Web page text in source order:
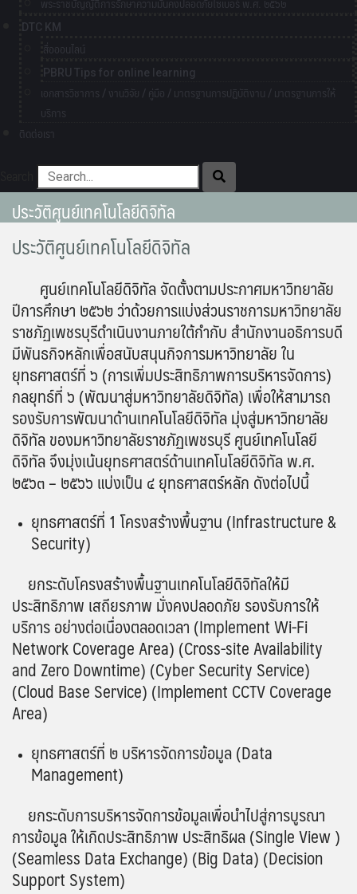
พระราชบัญญัติการรักษาความมั่นคงปลอดภัยไซเบอร์ พ.ศ. ๒๕๖๒
DTC KM
สื่อออนไลน์
PBRU Tips for online learning
เอกสารวิชาการ / งานวิจัย / คู่มือ / มาตรฐานการปฏิบัติงาน / มาตรฐานการให้
บริการ
ติดต่อเรา
ประวัติศูนย์เทคโนโลยีดิจิทัล
ประวัติศูนย์เทคโนโลยีดิจิทัล
ศูนย์เทคโนโลยีดิจิทัล จัดตั้งตามประกาศมหาวิทยาลัย
ปีการศึกษา ๒๕๖๒ ว่าด้วยการแบ่งส่วนราชการมหาวิทยาลัย
ราชภัฏเพชรบุรีดำเนินงานภายใต้กำกับ สำนักงานอธิการบดี
มีพันธกิจหลักเพื่อสนับสนุนกิจการมหาวิทยาลัย ใน
ยุทธศาสตร์ที่ ๖ (การเพิ่มประสิทธิภาพการบริหารจัดการ)
กลยุทธ์ที่ ๖ (พัฒนาสู่มหาวิทยาลัยดิจิทัล) เพื่อให้สามารถ
รองรับการพัฒนาด้านเทคโนโลยีดิจิทัล มุ่งสู่มหาวิทยาลัย
ดิจิทัล ของมหาวิทยาลัยราชภัฏเพชรบุรี ศูนย์เทคโนโลยี
ดิจิทัล จึงมุ่งเน้นยุทธศาสตร์ด้านเทคโนโลยีดิจิทัล พ.ศ.
๒๕๖๓ – ๒๕๖๖ แบ่งเป็น ๔ ยุทธศาสตร์หลัก ดังต่อไปนี้
ยุทธศาสตร์ที่ 1 โครงสร้างพื้นฐาน (Infrastructure &
Security)
ยกระดับโครงสร้างพื้นฐานเทคโนโลยีดิจิทัลให้มี
ประสิทธิภาพ เสถียรภาพ มั่งคงปลอดภัย รองรับการให้
บริการ อย่างต่อเนื่องตลอดเวลา (Implement Wi-Fi
Network Coverage Area) (Cross-site Availability
and Zero Downtime) (Cyber Security Service)
(Cloud Base Service) (Implement CCTV Coverage
Area)
ยุทธศาสตร์ที่ ๒ บริหารจัดการข้อมูล (Data
Management)
ยกระดับการบริหารจัดการข้อมูลเพื่อนำไปสู่การบูรณา
การข้อมูล ให้เกิดประสิทธิภาพ ประสิทธิผล (Single View )
(Seamless Data Exchange) (Big Data) (Decision
Support System)